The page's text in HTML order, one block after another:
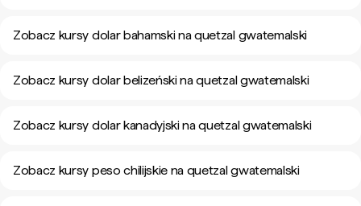
Zobacz kursy dolar bahamski na quetzal gwatemalski
Zobacz kursy dolar belizeński na quetzal gwatemalski
Zobacz kursy dolar kanadyjski na quetzal gwatemalski
Zobacz kursy peso chilijskie na quetzal gwatemalski